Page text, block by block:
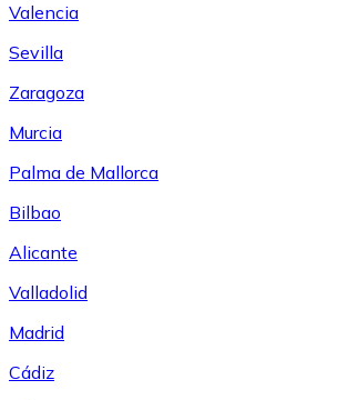
Valencia
Sevilla
Zaragoza
Murcia
Palma de Mallorca
Bilbao
Alicante
Valladolid
Madrid
Cádiz